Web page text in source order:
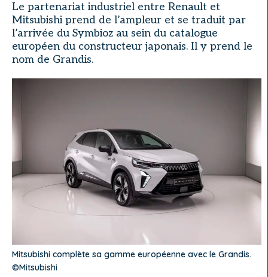
Le partenariat industriel entre Renault et
Mitsubishi prend de l’ampleur et se traduit par
l’arrivée du Symbioz au sein du catalogue
européen du constructeur japonais. Il y prend le
nom de Grandis.
Mitsubishi complète sa gamme européenne avec le Grandis.
©Mitsubishi